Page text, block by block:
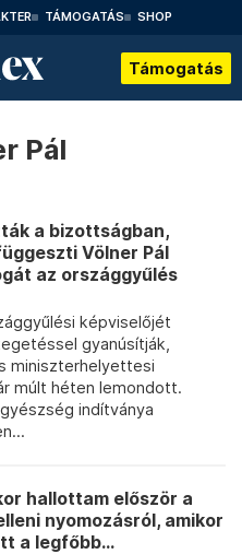
TÁMOGATÁS SHOP
Támogatás
Pál
a bizottságban,
Völner Pál
az országgyűlés
képviselőjét
gyanúsítják,
miniszterhelyettesi
múlt héten lemondott.
indítványa
hallottam először a
nyomozásról, amikor
a legfőbb...